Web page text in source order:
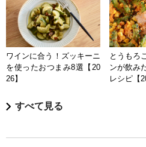
ワインに合う！ズッキーニ
を使ったおつまみ8選【20
26】
とうもろ
ンが飲み
レシピ【
すべて見る